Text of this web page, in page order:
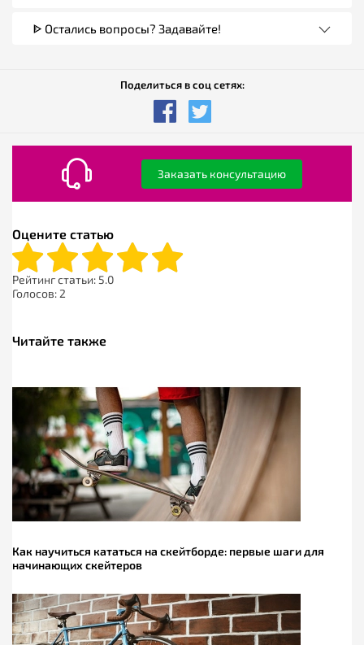
ᐈ Остались вопросы? Задавайте!
Поделиться в соц сетях:
Читайте также
Как научиться кататься на скейтборде: первые шаги для
начинающих скейтеров
Оцените статью
Рейтинг статьи: 5.0
Голосов: 2
Заказать консультацию